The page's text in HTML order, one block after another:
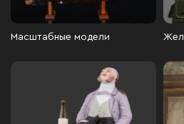
Масштабные модели